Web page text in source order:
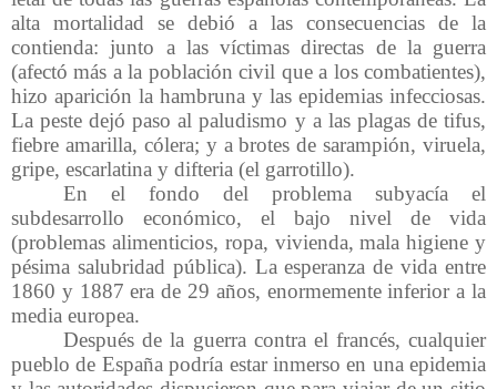
alta mortalidad se debió a las consecuencias de la
contienda: junto a las víctimas directas de la guerra
(afectó más a la población civil que a los combatientes),
hizo aparición la hambruna y las epidemias infecciosas.
La peste dejó paso al paludismo y a las plagas de tifus,
fiebre amarilla, cólera; y a brotes de sarampión, viruela,
gripe, escarlatina y difteria (el garrotillo).
En el fondo del problema subyacía el
subdesarrollo económico, el bajo nivel de vida
(problemas alimenticios, ropa, vivienda, mala higiene y
pésima salubridad pública). La esperanza de vida entre
1860 y 1887 era de 29 años, enormemente inferior a la
media europea.
Después de la guerra contra el francés, cualquier
pueblo de España podría estar inmerso en una epidemia